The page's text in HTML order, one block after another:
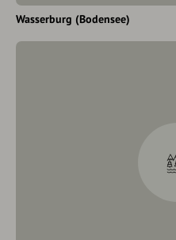
Wasserburg (Bodensee)